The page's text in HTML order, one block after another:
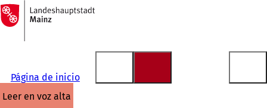
Saltar al contenido
A
la
página
Página de inicio
leer en voz alta